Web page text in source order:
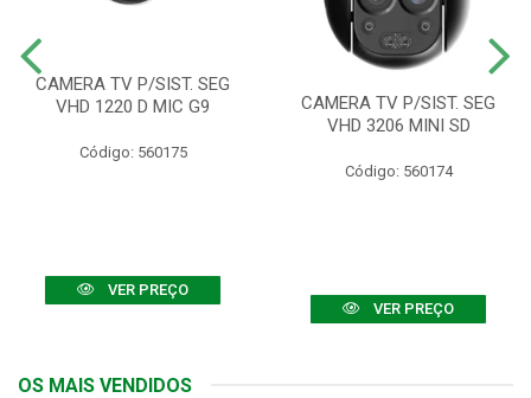
CAMERA TV P/SIST. SEG
VHD 1220 D MIC G9
Código: 560175
VER PREÇO
CAMERA TV P/SIST. SEG
VHD 3206 MINI SD
Código: 560174
VER PREÇO
OS MAIS VENDIDOS